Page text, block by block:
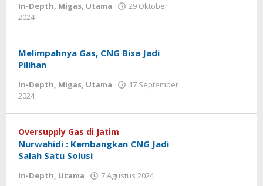
In-Depth, Migas, Utama
29 Oktober
2024
Kusdyanto
Melimpahnya Gas, CNG Bisa Jadi
Pilihan
In-Depth, Migas, Utama
17 September
2024
Oversupply Gas di Jatim
Nurwahidi : Kembangkan CNG Jadi
Salah Satu Solusi
In-Depth, Utama 7 Agustus 2024